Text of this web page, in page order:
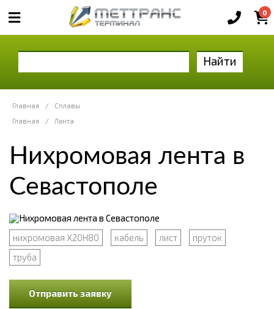
0
Найти
Главная /
Сплавы
Главная
/ Лента
Нихромовая лента в
Севастополе
нихромовая Х20Н80 кабель лист
пруток
труба
Отправить заявку